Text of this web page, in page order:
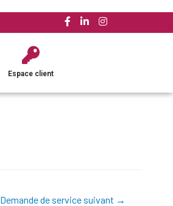
Espace client
Demande de service suivant →